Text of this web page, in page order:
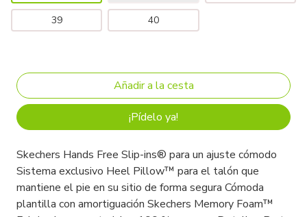
39 40
¡Pídelo ya!
Skechers Hands Free Slip-ins® para un ajuste cómodo
Sistema exclusivo Heel Pillow™ para el talón que
mantiene el pie en su sitio de forma segura Cómoda
plantilla con amortiguación Skechers Memory Foam™